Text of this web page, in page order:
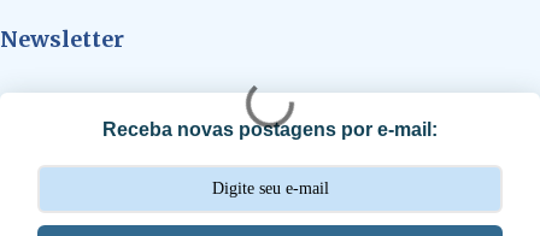
á
s
Newsletter
Receba novas postagens por e-mail: